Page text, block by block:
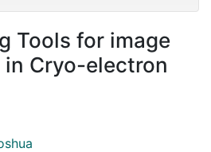
Tools for image
Cryo-electron